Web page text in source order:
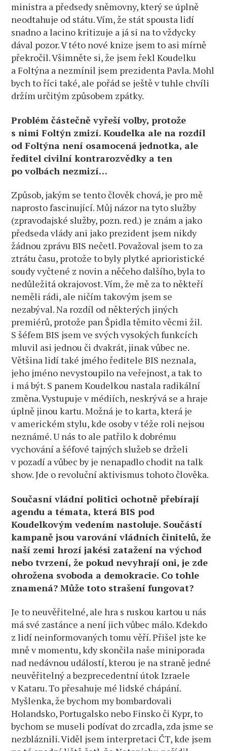
ministra a předsedy sněmovny, který se úplně
neodtahuje od státu. Vím, že stát spousta lidí
snadno a lacino kritizuje a já si na to vždycky
dával pozor. V této nové knize jsem to asi mírně
překročil. Všimněte si, že jsem řekl Koudelku
a Foltýna a nezmínil jsem prezidenta Pavla. Mohl
bych to říci také, ale pořád se ještě v tuhle chvíli
držím určitým způsobem zpátky.
Problém částečně vyřeší volby, protože
s nimi Foltýn zmizí. Koudelka ale na rozdíl
od Foltýna není osamocená jednotka, ale
ředitel civilní kontrarozvědky a ten
po volbách nezmizí…
Způsob, jakým se tento člověk chová, je pro mě
naprosto fascinující. Můj názor na tyto služby
(zpravodajské služby, pozn. red.) je znám a jako
předseda vlády ani jako prezident jsem nikdy
žádnou zprávu BIS nečetl. Považoval jsem to za
ztrátu času, protože to byly plytké aprioristické
soudy vyčtené z novin a něčeho dalšího, byla to
nedůležitá okrajovost. Vím, že mě za to někteří
neměli rádi, ale ničím takovým jsem se
nezabýval. Na rozdíl od některých jiných
premiérů, protože pan Špidla těmito věcmi žil.
S šéfem BIS jsem ve svých vysokých funkcích
mluvil asi jednou či dvakrát, jinak vůbec ne.
Většina lidí také jmého ředitele BIS neznala,
jeho jméno nevystoupilo na veřejnost, a tak to
i má být. S panem Koudelkou nastala radikální
změna. Vystupuje v médiích, neskrývá se a hraje
úplně jinou kartu. Možná je to karta, která je
v americkém stylu, kde osoby v téže roli nejsou
neznámé. U nás to ale patřilo k dobrému
vychování a šéfové tajných služeb se drželi
v pozadí a vůbec by je nenapadlo chodit na talk
show. Jde o revoluční aktivismus tohoto člověka.
Současní vládní politici ochotně přebírají
agendu a témata, která BIS pod
Koudelkovým vedením nastoluje. Součástí
kampaně jsou varování vládních činitelů, že
naší zemi hrozí jakési zatažení na východ
nebo tvrzení, že pokud nevyhrají oni, je zde
ohrožena svoboda a demokracie. Co tohle
znamená? Může toto strašení fungovat?
Je to neuvěřitelné, ale hra s ruskou kartou u nás
má své zastánce a není jich vůbec málo. Kdekdo
z lidí neinformovaných tomu věří. Přišel jste ke
mně v momentu, kdy skončila naše miniporada
nad nedávnou událostí, kterou je na straně jedné
neuvěřitelný a bezprecedentní útok Izraele
v Kataru. To přesahuje mé lidské chápání.
Myšlenka, že bychom my bombardovali
Holandsko, Portugalsko nebo Finsko či Kypr, to
bychom se museli podívat do zrcadla, zda jsme se
nezbláznili. Viděl jsem interpretaci ČT, kde jsem